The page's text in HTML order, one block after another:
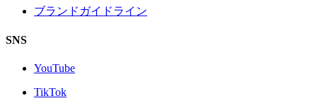
ブランドガイドライン
SNS
YouTube
TikTok